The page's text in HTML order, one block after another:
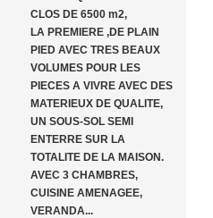
CLOS DE 6500 m2,
LA PREMIERE ,DE PLAIN
PIED AVEC TRES BEAUX
VOLUMES POUR LES
PIECES A VIVRE AVEC DES
MATERIEUX DE QUALITE,
UN SOUS-SOL SEMI
ENTERRE SUR LA
TOTALITE DE LA MAISON.
AVEC 3 CHAMBRES,
CUISINE AMENAGEE,
VERANDA...